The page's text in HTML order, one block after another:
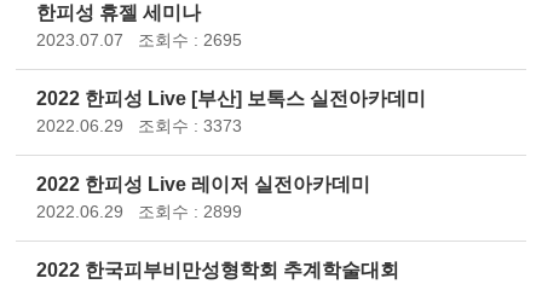
한피성 휴젤 세미나
2023.07.07 조회수 : 2695
2022 한피성 Live [부산] 보톡스 실전아카데미
2022.06.29 조회수 : 3373
2022 한피성 Live 레이저 실전아카데미
2022.06.29 조회수 : 2899
2022 한국피부비만성형학회 추계학술대회